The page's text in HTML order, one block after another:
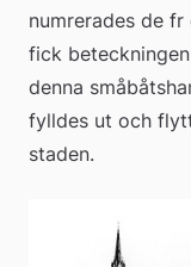
numrerades de fr
fick
denna
fylldes ut och
staden.